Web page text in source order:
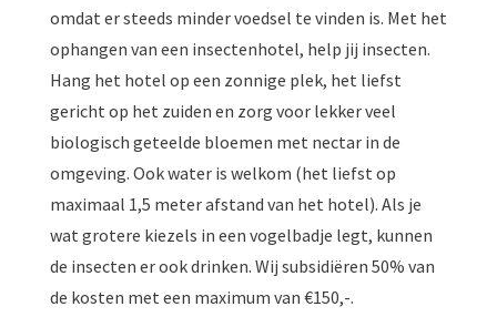
omdat er steeds minder voedsel te vinden is. Met het
ophangen van een insectenhotel, help jij insecten.
Hang het hotel op een zonnige plek, het liefst
gericht op het zuiden en zorg voor lekker veel
biologisch geteelde bloemen met nectar in de
omgeving. Ook water is welkom (het liefst op
maximaal 1,5 meter afstand van het hotel). Als je
wat grotere kiezels in een vogelbadje legt, kunnen
de insecten er ook drinken. Wij subsidiëren 50% van
de kosten met een maximum van €150,-.